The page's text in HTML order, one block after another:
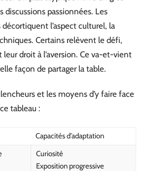
discussions passionnées. Les
l’aspect culturel, la
Certains relèvent le défi,
leur droit à l’aversion. Ce va-et-vient
façon de partager la table.
et les moyens d’y faire face
tableau :
Capacités d’adaptation
Curiosité
Exposition progressive